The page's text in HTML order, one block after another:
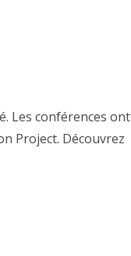
Les conférences ont
Project. Découvrez